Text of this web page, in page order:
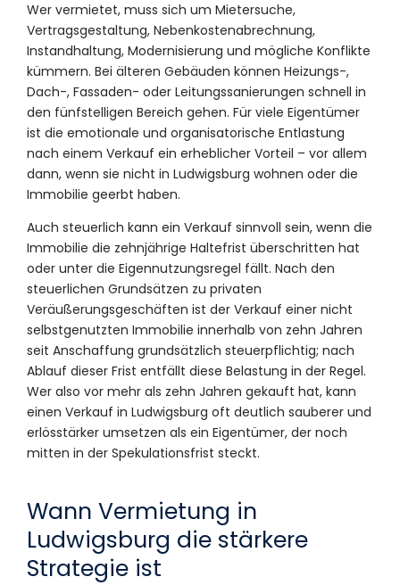
Wer vermietet, muss sich um Mietersuche,
Vertragsgestaltung, Nebenkostenabrechnung,
Instandhaltung, Modernisierung und mögliche Konflikte
kümmern. Bei älteren Gebäuden können Heizungs-,
Dach-, Fassaden- oder Leitungssanierungen schnell in
den fünfstelligen Bereich gehen. Für viele Eigentümer
ist die emotionale und organisatorische Entlastung
nach einem Verkauf ein erheblicher Vorteil – vor allem
dann, wenn sie nicht in Ludwigsburg wohnen oder die
Immobilie geerbt haben.
Auch steuerlich kann ein Verkauf sinnvoll sein, wenn die
Immobilie die zehnjährige Haltefrist überschritten hat
oder unter die Eigennutzungsregel fällt. Nach den
steuerlichen Grundsätzen zu privaten
Veräußerungsgeschäften ist der Verkauf einer nicht
selbstgenutzten Immobilie innerhalb von zehn Jahren
seit Anschaffung grundsätzlich steuerpflichtig; nach
Ablauf dieser Frist entfällt diese Belastung in der Regel.
Wer also vor mehr als zehn Jahren gekauft hat, kann
einen Verkauf in Ludwigsburg oft deutlich sauberer und
erlösstärker umsetzen als ein Eigentümer, der noch
mitten in der Spekulationsfrist steckt.
Wann Vermietung in
Ludwigsburg die stärkere
Strategie ist